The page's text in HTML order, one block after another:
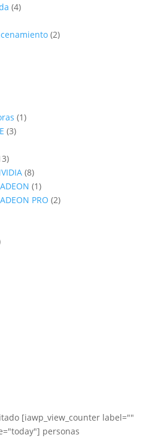
44
22
11
33
13
productos
88
productos
11
producto
PRO 22
[iawp_view_counter label=""
personas